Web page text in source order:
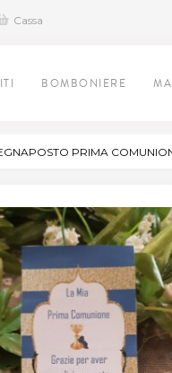
Cassa
BOMBONIERE
PRIMA